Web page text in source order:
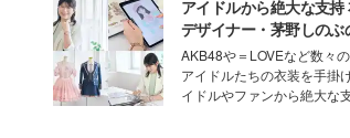
モデル・愛甲ひかりさんと
好さんを迎えて本音で女子会
ク。猛暑のお出かけを快適に
すヒントや、2人が感動し
生理の新常識にも迫りまし
アイドルから絶大な支持
デザイナー・茅野しのぶ
愛い”を作る美学＜「シ
クロスシー」インタビュ
AKB48や＝LOVEなど数々
アイドルたちの衣装を手掛
イドルやファンから絶大な